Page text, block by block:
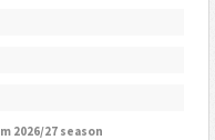
2026/27 season